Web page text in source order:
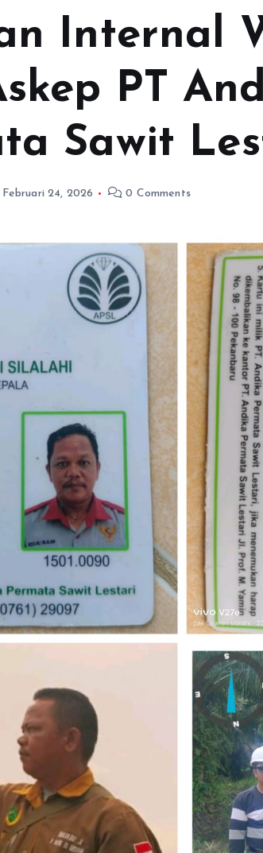
Internal
PT
Sawit
Februari 24, 2026 0 Comments